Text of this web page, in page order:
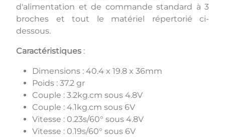
d'alimentation et de commande standard à 3
broches et tout le matériel répertorié ci-
dessous.
Caractéristiques :
Dimensions : 40.4 x 19.8 x 36mm
Poids : 37.2 gr
Couple : 3.2kg.cm sous 4.8V
Couple : 4.1kg.cm sous 6V
Vitesse : 0.23s/60° sous 4.8V
Vitesse : 0.19s/60° sous 6V